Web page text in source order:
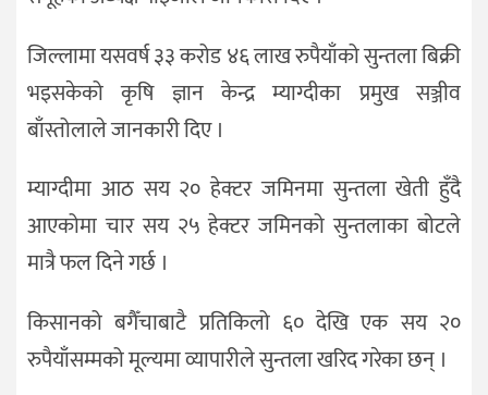
जिल्लामा यसवर्ष ३३ करोड ४६ लाख रुपैयाँको सुन्तला बिक्री
भइसकेको कृषि ज्ञान केन्द्र म्याग्दीका प्रमुख सञ्जीव
बाँस्तोलाले जानकारी दिए ।
म्याग्दीमा आठ सय २० हेक्टर जमिनमा सुन्तला खेती हुँदै
आएकोमा चार सय २५ हेक्टर जमिनको सुन्तलाका बोटले
मात्रै फल दिने गर्छ ।
किसानको बगैँचाबाटै प्रतिकिलो ६० देखि एक सय २०
रुपैयाँसम्मको मूल्यमा व्यापारीले सुन्तला खरिद गरेका छन् ।